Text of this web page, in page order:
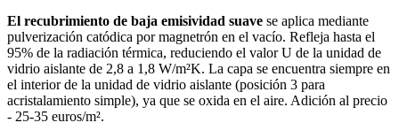
El recubrimiento de baja emisividad suave se aplica mediante
pulverización catódica por magnetrón en el vacío. Refleja hasta el
95% de la radiación térmica, reduciendo el valor U de la unidad de
vidrio aislante de 2,8 a 1,8 W/m²K. La capa se encuentra siempre en
el interior de la unidad de vidrio aislante (posición 3 para
acristalamiento simple), ya que se oxida en el aire. Adición al precio
- 25-35 euros/m².